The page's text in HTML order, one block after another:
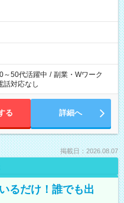
～50代活躍中 / 副業・Wワーク
話対応なし
る 詳細へ
掲載日：2026.08.07
るだけ！誰でも出